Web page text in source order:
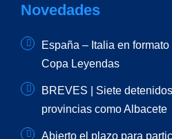
Novedades
España – Italia en
Copa Leyendas
BREVES | Siete
provincias como Albacete
Abierto el plazo para